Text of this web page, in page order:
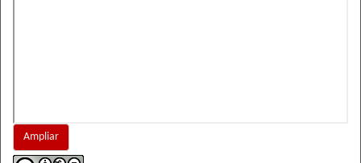
Ampliar